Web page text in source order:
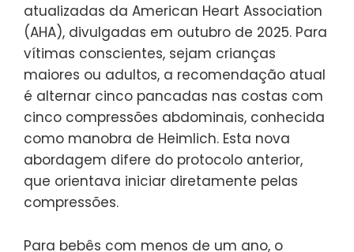
atualizadas da American Heart Association
(AHA), divulgadas em outubro de 2025. Para
vítimas conscientes, sejam crianças
maiores ou adultos, a recomendação atual
é alternar cinco pancadas nas costas com
cinco compressões abdominais, conhecida
como manobra de Heimlich. Esta nova
abordagem difere do protocolo anterior,
que orientava iniciar diretamente pelas
compressões.
Para bebês com menos de um ano, o